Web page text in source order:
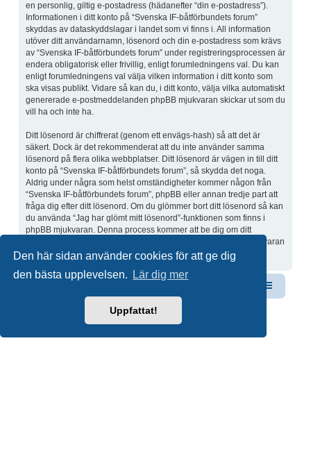
Den här sidan använder cookies för att ge dig
den bästa upplevelsen.
Lär dig mer
Uppfattat!
en personlig, giltig e-postadress (hädanefter “din e-postadress”).
Informationen i ditt konto på “Svenska IF-båtförbundets forum”
skyddas av dataskyddslagar i landet som vi finns i. All information
utöver ditt användarnamn, lösenord och din e-postadress som krävs
av “Svenska IF-båtförbundets forum” under registreringsprocessen är
endera obligatorisk eller frivillig, enligt forumledningens val. Du kan
enligt forumledningens val välja vilken information i ditt konto som
ska visas publikt. Vidare så kan du, i ditt konto, välja vilka automatiskt
genererade e-postmeddelanden phpBB mjukvaran skickar ut som du
vill ha och inte ha.
Ditt lösenord är chiffrerat (genom ett envägs-hash) så att det är
säkert. Dock är det rekommenderat att du inte använder samma
lösenord på flera olika webbplatser. Ditt lösenord är vägen in till ditt
konto på “Svenska IF-båtförbundets forum”, så skydda det noga.
Aldrig under några som helst omständigheter kommer någon från
“Svenska IF-båtförbundets forum”, phpBB eller annan tredje part att
fråga dig efter ditt lösenord. Om du glömmer bort ditt lösenord så kan
du använda “Jag har glömt mitt lösenord”-funktionen som finns i
phpBB mjukvaran. Denna process kommer att be dig om ditt
användarnamn och din e-postadress, sen kommer phpBB mjukvaran
skicka dig ett nytt lösenord till din e-postadress.
phpBB® Forum Software © phpBB Limited